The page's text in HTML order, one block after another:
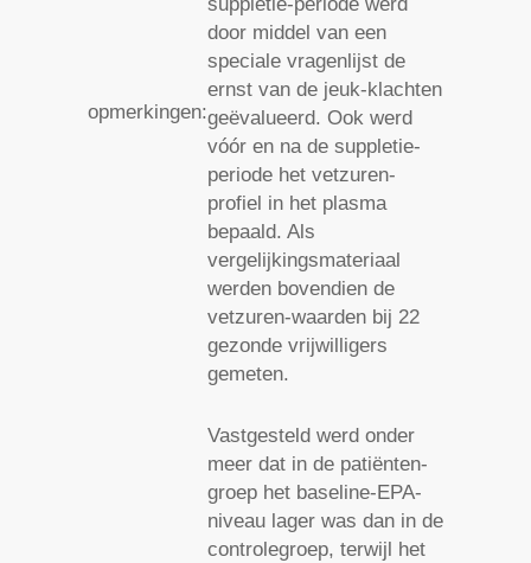
opmerkingen:
door middel van een
speciale vragenlijst de
ernst van de jeuk-klachten
geëvalueerd. Ook werd
vóór en na de suppletie-
periode het vetzuren-
profiel in het plasma
bepaald. Als
vergelijkingsmateriaal
werden bovendien de
vetzuren-waarden bij 22
gezonde vrijwilligers
gemeten.
Vastgesteld werd onder
meer dat in de patiënten-
groep het baseline-EPA-
niveau lager was dan in de
controlegroep, terwijl het